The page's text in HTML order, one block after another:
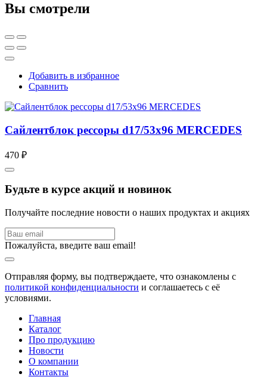
Вы смотрели
Добавить в избранное
Сравнить
Сайлентблок рессоры d17/53x96 MERCEDES
470 ₽
Будьте в курсе акций и новинок
Получайте последние новости о наших продуктах и акциях
Пожалуйста, введите ваш email!
Отправляя форму, вы подтверждаете, что ознакомлены с
политикой конфиденциальности и соглашаетесь с её
условиями.
Главная
Каталог
Про продукцию
Новости
О компании
Контакты